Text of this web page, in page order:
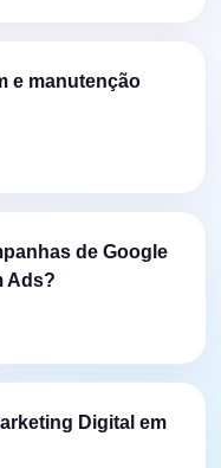
e manutenção
de Google
Ads?
Digital em